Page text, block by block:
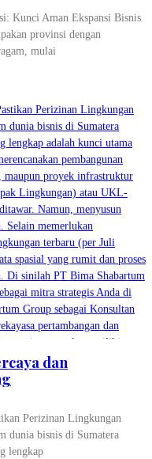
Kunci Aman Ekspansi Bisnis
provinsi dengan
mulai
dan
Perizinan Lingkungan
dunia bisnis di Sumatera
lengkap